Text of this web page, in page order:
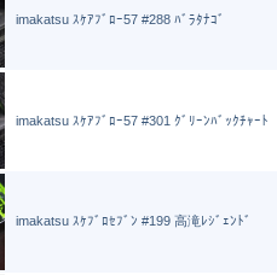
imakatsu ｽｹｱﾌﾞﾛｰ57 #288 ﾊﾞﾗﾀﾅｺﾞ
imakatsu ｽｹｱﾌﾞﾛｰ57 #301 ｸﾞﾘｰﾝﾊﾞｯｸﾁｬｰﾄ
imakatsu ｽｹﾌﾞﾛｾﾌﾞﾝ #199 高滝ﾚｼﾞｪﾝﾄﾞ